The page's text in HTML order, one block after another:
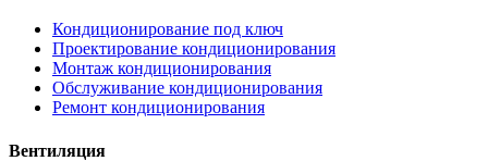
Кондиционирование под ключ
Проектирование кондиционирования
Монтаж кондиционирования
Обслуживание кондиционирования
Ремонт кондиционирования
Вентиляция